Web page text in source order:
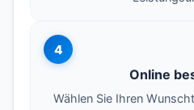
4
Online
Wählen Sie Ihren